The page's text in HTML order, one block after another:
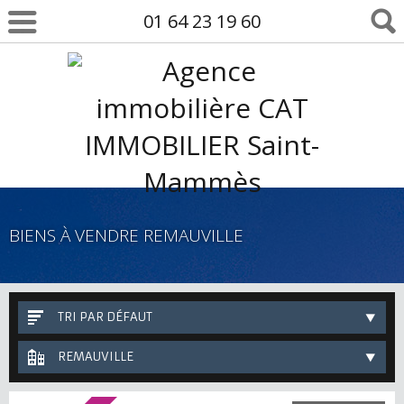
01 64 23 19 60
BIENS À VENDRE REMAUVILLE
TRI PAR DÉFAUT
REMAUVILLE